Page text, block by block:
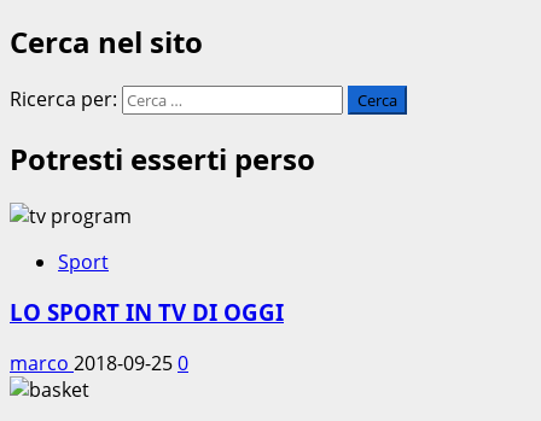
Cerca nel sito
Ricerca per:
Potresti esserti perso
Sport
LO SPORT IN TV DI OGGI
marco 2018-09-250